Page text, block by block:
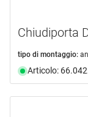
Chiudiporta
tipo di montaggio:
Articolo: